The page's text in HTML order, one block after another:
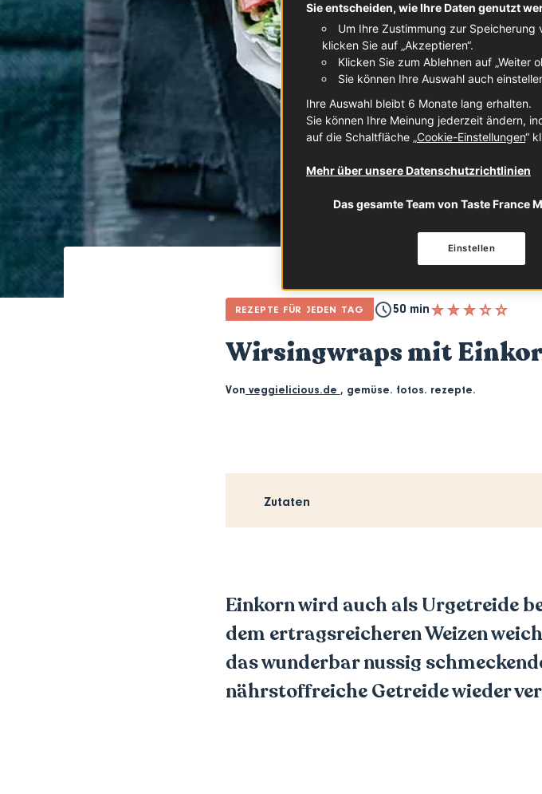
REZEPTE FÜR JEDEN TAG 50 min
Wirsingwraps mit
Von veggielicious.de , gemüse. fotos. rezepte.
Zutaten
Einkorn wird auch als Urgetreide
dem ertragsreicheren Weizen
das wunderbar nussig
nährstoffreiche Getreide wieder
Sie entscheiden, wie Ihre Daten genutzt
Um Ihre Zustimmung zur
klicken Sie auf „Akzeptieren“.
Klicken Sie zum Ablehnen auf „Weiter
Sie können Ihre Auswahl auch
Ihre Auswahl bleibt 6 Monate lang erhalten.
Sie können Ihre Meinung jederzeit ändern,
auf die Schaltfläche „Cookie-Einstellungen“
Mehr über unsere Datenschutzrichtlinien
Das gesamte Team von Taste France
Einstellen